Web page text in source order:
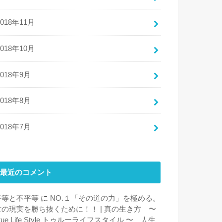
年11月
年10月
年9月
年8月
年7月
最近のコメント
等と不平等 に NO.１「その道の力」を極める。
の現実を勝ち抜くために！！ | 真の生き方 〜
Life Style トゥルーライフスタイル 〜 人生